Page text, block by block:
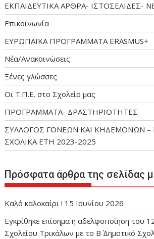
ΕΚΠΑΙΔΕΥΤΙΚΑ ΑΡΘΡΑ- ΙΣΤΟΣΕΛΙΔΕΣ-
Επικοινωνία
ΕΥΡΩΠΑΪΚΑ ΠΡΟΓΡΑΜΜΑΤΑ ERASMUS+
Νέα/Ανακοινώσεις
Ξένες γλώσσες
Οι Τ.Π.Ε. στο Σχολείο μας
ΠΡΟΓΡΑΜΜΑΤΑ- ΔΡΑΣΤΗΡΙΟΤΗΤΕΣ
ΣΥΛΛΟΓΟΣ ΓΟΝΕΩΝ ΚΑΙ ΚΗΔΕΜΟΝΩΝ –
ΣΧΟΛΙΚΑ ΕΤΗ 2023-2025
Πρόσφατα άρθρα της σελίδας
Καλό καλοκαίρι ! 15 Ιουνίου 2026
Εγκρίθηκε επίσημα η αδελφοποίηση του
Σχολείου Τρικάλων με το Β΄ Δημοτικό